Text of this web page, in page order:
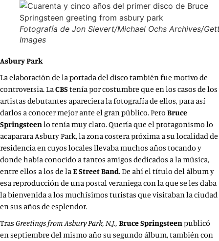
Fotografía de Jon Sievert/Michael Ochs Archives/
Images
Asbury Park
La elaboración de la portada del disco también fue motivo de
controversia. LaCBStenía por costumbre que en los casos de los
artistas debutantes apareciera la fotografía de ellos, para así
darlos a conocer mejor ante el gran público. Pero Bruce
Springsteenlo tenía muy claro. Quería que el protagonismo lo
acaparara Asbury Park, la zona costera próxima a su localidad de
residencia en cuyos locales llevaba muchos años tocando y
donde había conocido a tantos amigos dedicados a la música,
entre ellos a los de laE Street Band. De ahí el título del álbum y
esa reproducción de una postal veraniega con la que se les daba
la bienvenida a los muchísimos turistas que visitaban la ciudad
en sus años de esplendor.
Tras Greetings from Asbury Park, N.J., BruceSpringsteenpublicó
en septiembre del mismo año su segundo álbum, también con